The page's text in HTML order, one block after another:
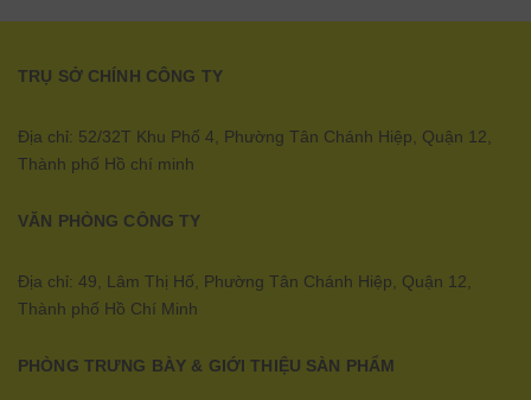
TRỤ SỞ CHÍNH CÔNG TY
Địa chỉ: 52/32T Khu Phố 4, Phường Tân Chánh Hiệp, Quận 12,
Thành phố Hồ chí minh
VĂN PHÒNG CÔNG TY
Địa chỉ: 49, Lâm Thị Hố, Phường Tân Chánh Hiệp, Quận 12,
Thành phố Hồ Chí Minh
PHÒNG TRƯNG BÀY & GIỚI THIỆU SÀN PHẨM